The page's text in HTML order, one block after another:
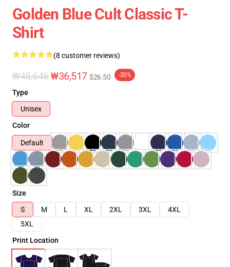
Golden Blue Cult Classic T-
Shirt
(8 customer reviews)
₩45,646₩36,517 $26.50 -20%
Type
Unisex
Color
Default
Size
S
M L XL 2XL 3XL
4XL
5XL
Print Location